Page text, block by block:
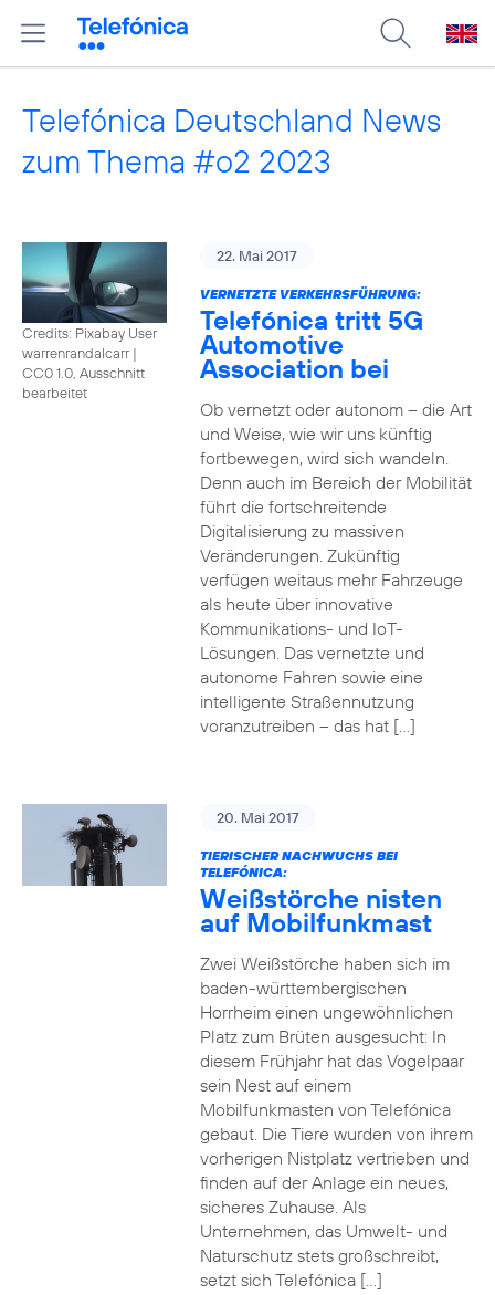
Telefónica Deutschland News
zum Thema #o2 2023
Credits: Pixabay User
warrenrandalcarr|
CC0 1.0, Ausschnitt
bearbeitet
22. Mai 2017
VERNETZTE VERKEHRSFÜHRUNG:
Telefónica tritt 5G
Automotive
Association bei
Ob vernetzt oder autonom – die Art
und Weise, wie wir uns künftig
fortbewegen, wird sich wandeln.
Denn auch im Bereich der Mobilität
führt die fortschreitende
Digitalisierung zu massiven
Veränderungen. Zukünftig
verfügen weitaus mehr Fahrzeuge
als heute über innovative
Kommunikations- und IoT-
Lösungen. Das vernetzte und
autonome Fahren sowie eine
intelligente Straßennutzung
voranzutreiben – das hat […]
20. Mai 2017
TIERISCHER NACHWUCHS BEI
TELEFÓNICA:
Weißstörche nisten
auf Mobilfunkmast
Zwei Weißstörche haben sich im
baden-württembergischen
Horrheim einen ungewöhnlichen
Platz zum Brüten ausgesucht: In
diesem Frühjahr hat das Vogelpaar
sein Nest auf einem
Mobilfunkmasten von Telefónica
gebaut. Die Tiere wurden von ihrem
vorherigen Nistplatz vertrieben und
finden auf der Anlage ein neues,
sicheres Zuhause. Als
Unternehmen, das Umwelt- und
Naturschutz stets großschreibt,
setzt sich Telefónica […]